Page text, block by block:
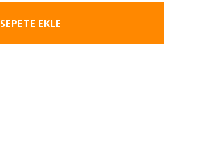
SEPETE EKLE